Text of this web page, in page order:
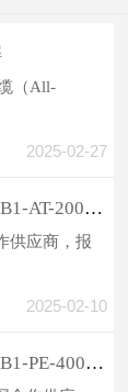
（All-
2025-02-27
【ADSS光缆】ADSS-48B1-AT-200规格参数
供应商，报
2025-02-10
【ADSS光缆】ADSS-48B1-PE-400规格型号参数